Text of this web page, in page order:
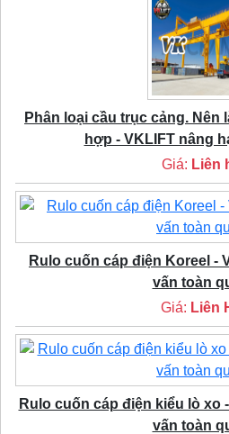
Phân loại cầu trục cảng. Nên
hợp - VKLIFT nâng
Giá: Liên
Rulo cuốn cáp điện Koreel -
vấn toàn
Giá: Liên
Rulo cuốn cáp điện kiểu lò xo
vấn toàn